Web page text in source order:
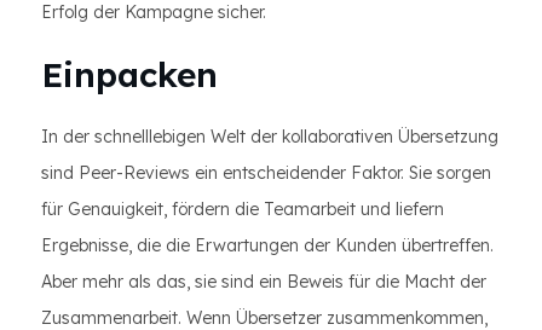
Erfolg der Kampagne sicher.
Einpacken
In der schnelllebigen Welt der kollaborativen Übersetzung
sind Peer-Reviews ein entscheidender Faktor. Sie sorgen
für Genauigkeit, fördern die Teamarbeit und liefern
Ergebnisse, die die Erwartungen der Kunden übertreffen.
Aber mehr als das, sie sind ein Beweis für die Macht der
Zusammenarbeit. Wenn Übersetzer zusammenkommen,